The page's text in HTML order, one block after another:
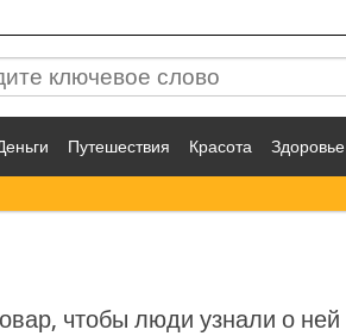
Путешествия Красота Здоровье
чтобы люди узнали о ней